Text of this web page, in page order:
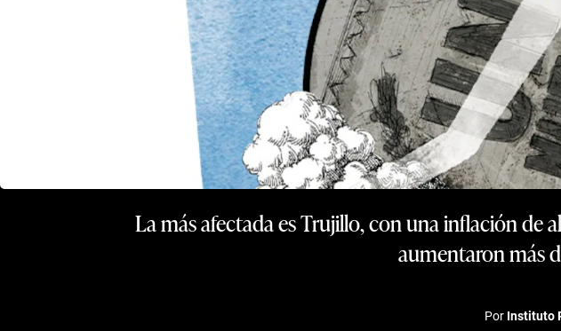
La más afectada es Trujillo, con una inflación de
aumentaron más
Por Instituto